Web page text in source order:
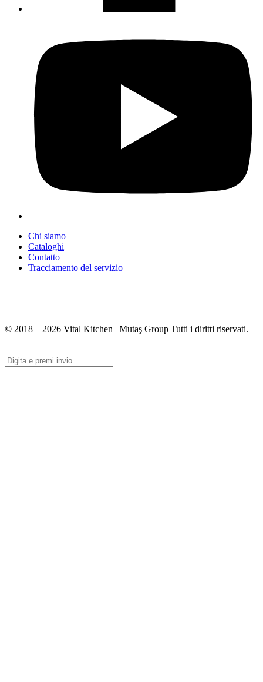
Chi siamo
Cataloghi
Contatto
Tracciamento del servizio
© 2018 – 2026 Vital Kitchen | Mutaş Group Tutti i diritti riservati.